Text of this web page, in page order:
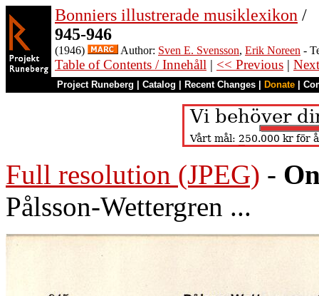
Bonniers illustrerade musiklexikon /
945-946
(1946) Author: Sven E. Svensson, Erik Noreen -
Table of Contents / Innehåll | << Previous |
Project Runeberg Catalog Recent Changes Donate
Full resolution (JPEG) -
Pålsson-Wettergren ...